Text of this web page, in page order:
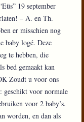
19 september
– A. en Th.
er misschien nog
baby logé. Deze
te hebben, die
bed gemaakt kan
Zoudt u voor ons
geschikt voor normale
voor 2 baby’s.
worden, en dan als